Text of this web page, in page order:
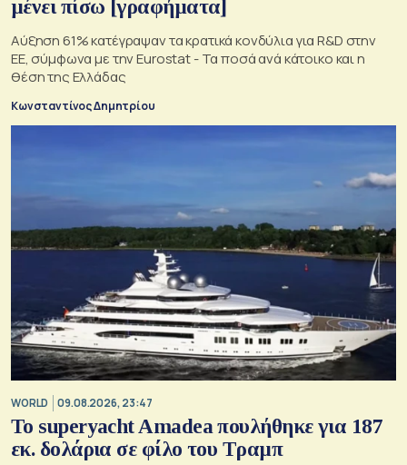
μένει πίσω [γραφήματα]
Αύξηση 61% κατέγραψαν τα κρατικά κονδύλια για R&D στην
ΕΕ, σύμφωνα με την Eurostat - Τα ποσά ανά κάτοικο και η
θέση της Ελλάδας
Κωνσταντίνος Δημητρίου
WORLD 09.08.2026, 23:47
To superyacht Amadea πουλήθηκε για 187
εκ. δολάρια σε φίλο του Τραμπ